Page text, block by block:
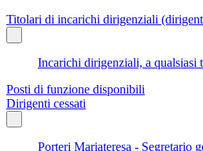
Titolari di incarichi dirigenziali
Incarichi dirigenziali, a qualsiasi
Posti di funzione disponibili
Dirigenti cessati
Porteri Mariateresa - Segretario